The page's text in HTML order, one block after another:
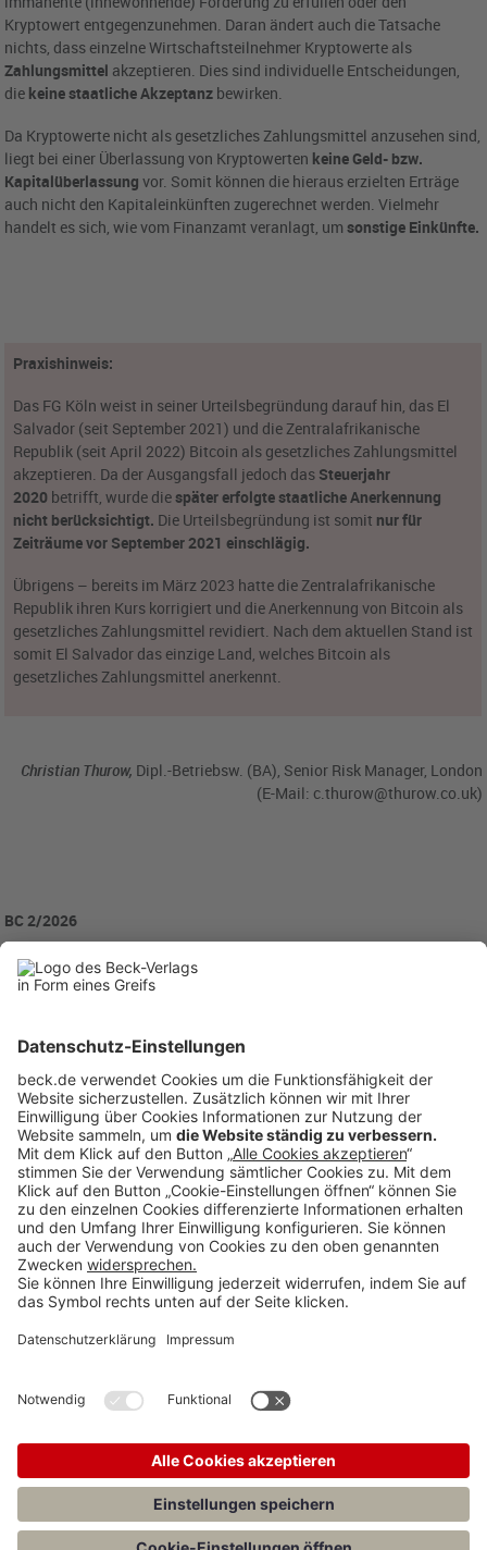
Kryptowert entgegenzunehmen. Daran ändert auch die Tatsache
nichts, dass einzelne Wirtschaftsteilnehmer Kryptowerte als
Zahlungsmittel akzeptieren. Dies sind individuelle Entscheidungen,
die keine staatliche Akzeptanz bewirken.
Da Kryptowerte nicht als gesetzliches Zahlungsmittel anzusehen sind,
liegt bei einer Überlassung von Kryptowerten keine Geld- bzw.
Kapitalüberlassung vor. Somit können die hieraus erzielten Erträge
auch nicht den Kapitaleinkünften zugerechnet werden. Vielmehr
handelt es sich, wie vom Finanzamt veranlagt, umsonstige Einkünfte.
Praxishinweis:
Das FG Köln weist in seiner Urteilsbegründung darauf hin, das El
Salvador (seit September 2021) und die Zentralafrikanische
Republik (seit April 2022) Bitcoin als gesetzliches Zahlungsmittel
akzeptieren. Da der Ausgangsfall jedoch das Steuerjahr
2020 betrifft, wurde diespäter erfolgte staatliche Anerkennung
nicht berücksichtigt. Die Urteilsbegründung ist somit nur für
Zeiträume vor September 2021 einschlägig.
Übrigens – bereits im März 2023 hatte die Zentralafrikanische
Republik ihren Kurs korrigiert und die Anerkennung von Bitcoin als
gesetzliches Zahlungsmittel revidiert. Nach dem aktuellen Stand ist
somit El Salvador das einzige Land, welches Bitcoin als
gesetzliches Zahlungsmittel anerkennt.
Christian Thurow, Dipl.-Betriebsw. (BA), Senior Risk Manager, London
(E-Mail: c.thurow@thurow.co.uk)
BC 2/2026
BC20260223
Rubriken
Menü
Anzeigen